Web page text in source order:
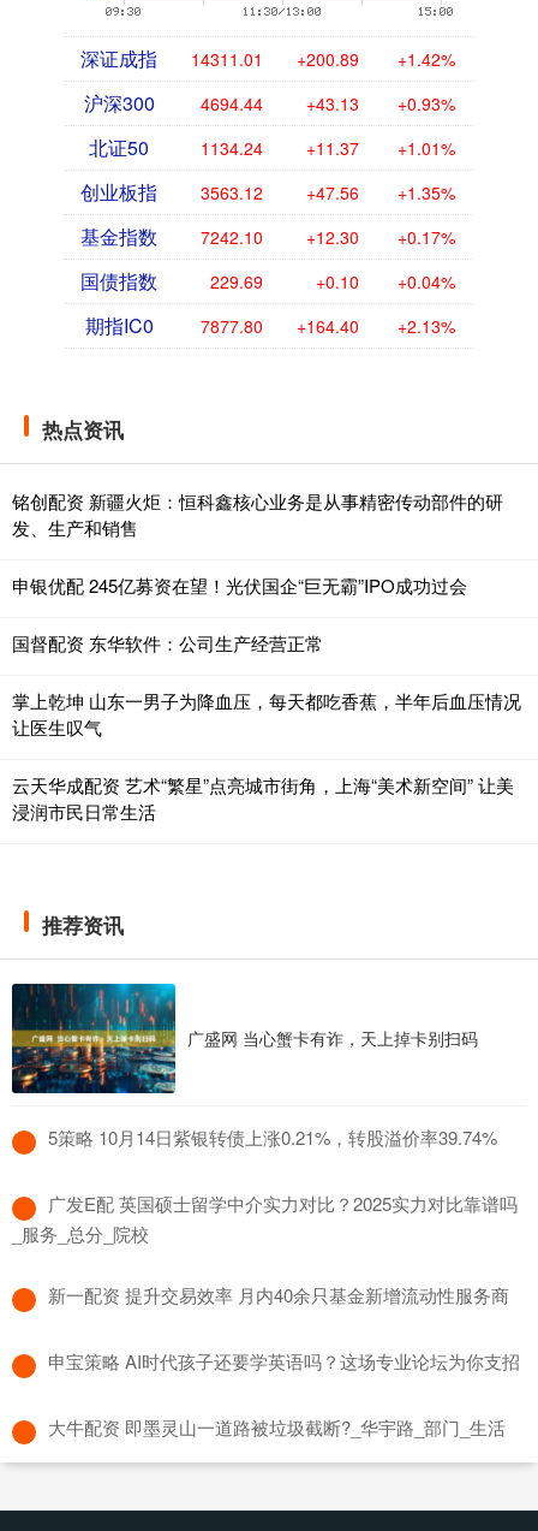
深证成指 14311.01 +200.89 +1.42%
沪深300 4694.44 +43.13 +0.93%
北证50 1134.24 +11.37 +1.01%
创业板指 3563.12 +47.56 +1.35%
基金指数 7242.10 +12.30 +0.17%
国债指数 229.69 +0.10 +0.04%
期指IC0 7877.80 +164.40 +2.13%
热点资讯
铭创配资 新疆火炬：恒科鑫核心业务是从事精密传动部件的研
发、生产和销售
申银优配 245亿募资在望！光伏国企“巨无霸”IPO成功过会
国督配资 东华软件：公司生产经营正常
掌上乾坤 山东一男子为降血压，每天都吃香蕉，半年后血压情况
让医生叹气
云天华成配资 艺术“繁星”点亮城市街角，上海“美术新空间” 让美
浸润市民日常生活
推荐资讯
广盛网 当心蟹卡有诈，天上掉卡别扫码
​5策略 10月14日紫银转债上涨0.21%，转股溢价率39.74%
​广发E配 英国硕士留学中介实力对比？2025实力对比靠谱吗
_服务_总分_院校
​新一配资 提升交易效率 月内40余只基金新增流动性服务商
​申宝策略 AI时代孩子还要学英语吗？这场专业论坛为你支招
​大牛配资 即墨灵山一道路被垃圾截断?_华宇路_部门_生活